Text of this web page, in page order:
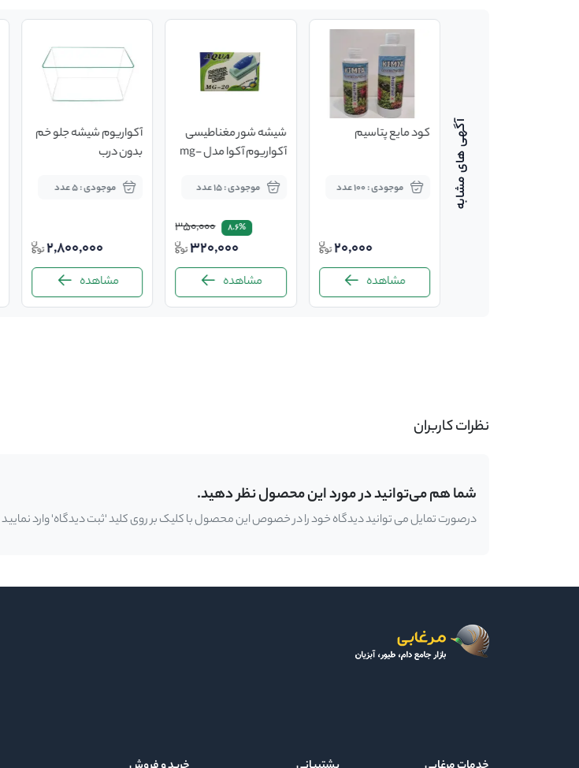
کود مایع پتاسیم
موجودی : 100 عدد
20,000
مشاهده
شیشه شور مغناطیسی
آکواریوم آکوا مدل mg-
موجودی : 15 عدد
8.6%
350,000
320,000
مشاهده
آکواریوم شیشه جلو خم
بدون درب
موجودی : 5 عدد
2,800,000
مشاهده
نظرات کاربران
شما هم می‌توانید در مورد این محصول نظر دهید.
درصورت تمایل می توانید دیدگاه خود را در خصوص این محصول با کلیک بر روی کلید 'ثبت دیدگاه' وارد نمایید